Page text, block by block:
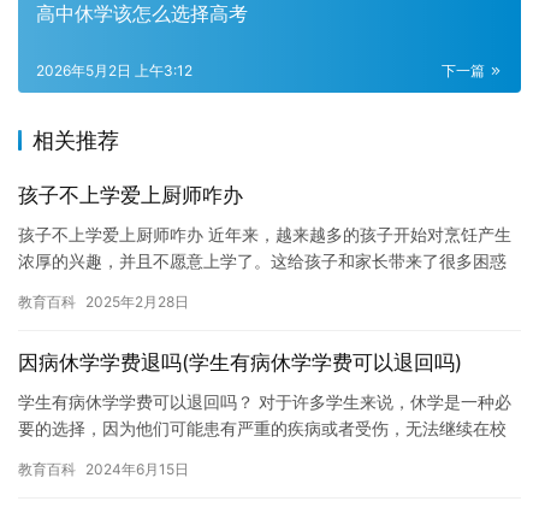
高中休学该怎么选择高考
下一篇
2026年5月2日 上午3:12
相关推荐
孩子不上学爱上厨师咋办
孩子不上学爱上厨师咋办 近年来，越来越多的孩子开始对烹饪产生
浓厚的兴趣，并且不愿意上学了。这给孩子和家长带来了很多困惑
理…
教育百科 2025年2月28日
因病休学学费退吗(学生有病休学学费可以退回吗)
学生有病休学学费可以退回吗？ 对于许多学生来说，休学是一种必
要的选择，因为他们可能患有严重的疾病或者受伤，无法继续在校
校…
教育百科 2024年6月15日